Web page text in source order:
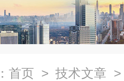
首页 > 技术文章